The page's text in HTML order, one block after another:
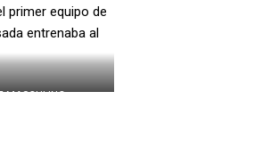
primer equipo de
entrenaba al
MASCULINO